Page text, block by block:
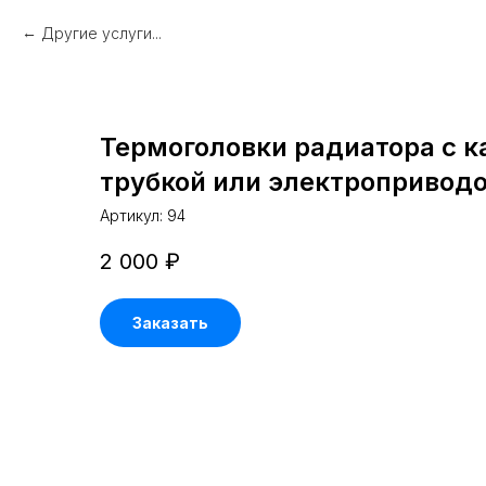
Другие услуги...
Термоголовки радиатора с
трубкой или
Артикул: 94
2 000 ₽
Заказать